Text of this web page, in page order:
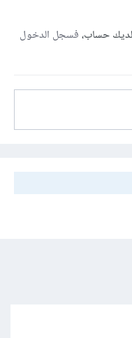
لديك حساب،فسجل الدخول